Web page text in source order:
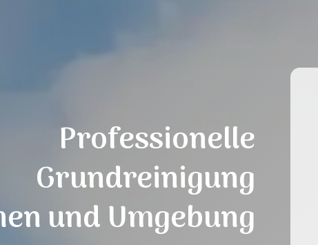
Professionelle
Grundreinigung
und Umgebung